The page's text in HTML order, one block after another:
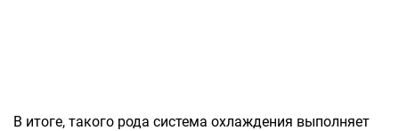
В итоге, такого рода система охлаждения выполняет